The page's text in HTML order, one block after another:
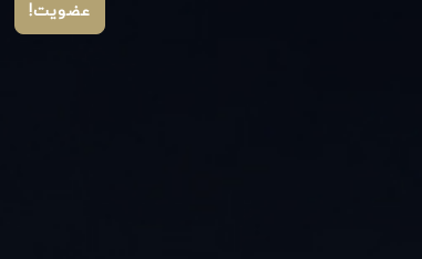
عضویت!